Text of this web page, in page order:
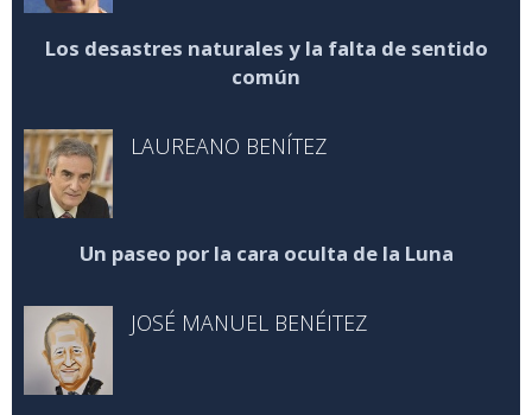
Los desastres naturales y la falta de sentido
común
LAUREANO BENÍTEZ
Un paseo por la cara oculta de la Luna
JOSÉ MANUEL BENÉITEZ